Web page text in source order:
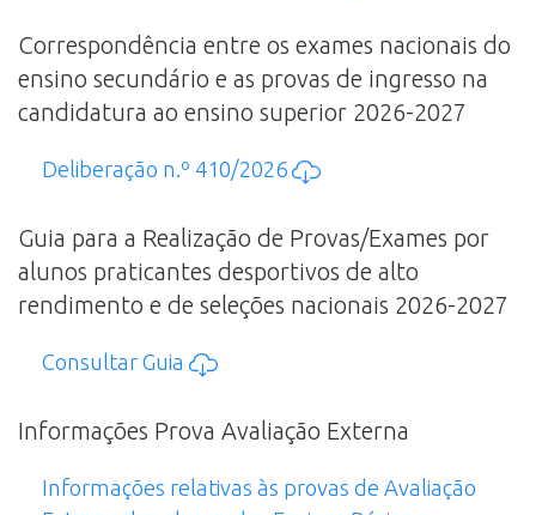
Correspondência entre os exames nacionais do
ensino secundário e as provas de ingresso na
candidatura ao ensino superior 2026-2027
Deliberação n.º 410/2026
Guia para a Realização de Provas/Exames por
alunos praticantes desportivos de alto
rendimento e de seleções nacionais 2026-2027
Consultar Guia
Informações Prova Avaliação Externa
Informações relativas às provas de Avaliação